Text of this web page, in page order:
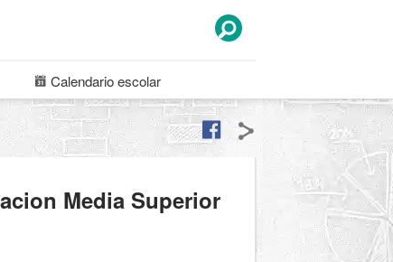
Calendarioescolar
Media Superior